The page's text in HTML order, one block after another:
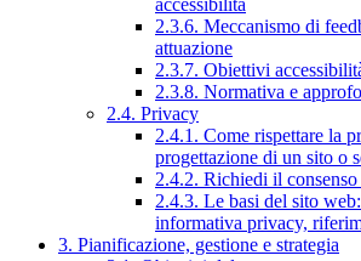
2.3.6. Meccanismo di
attuazione
2.3.7. Obiettivi
2.3.8. Normativa e
2.4. Privacy
2.4.1. Come rispettare la
progettazione di un sito o
2.4.2. Richiedi il consenso
2.4.3. Le basi del sito
informativa privacy,
3. Pianificazione, gestione e strategia